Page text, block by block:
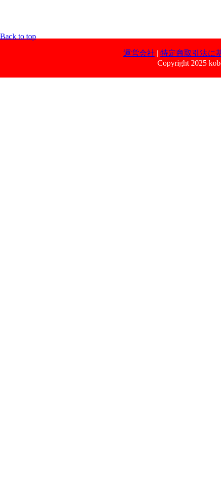
Back to top
運営会社 | 特定商取引法に
Copyright 2025